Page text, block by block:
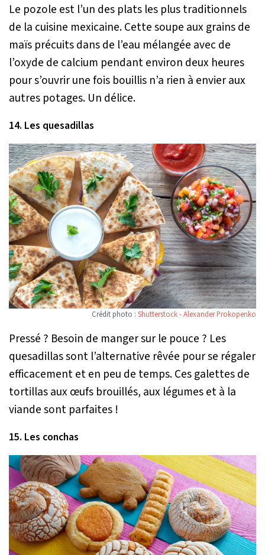
Le pozole est l’un des plats les plus traditionnels
de la cuisine mexicaine. Cette soupe aux grains de
maïs précuits dans de l’eau mélangée avec de
l’oxyde de calcium pendant environ deux heures
pour s’ouvrir une fois bouillis n’a rien à envier aux
autres potages. Un délice.
14. Les quesadillas
Crédit photo : Shutterstock - Alexander Prokopenko
Pressé ? Besoin de manger sur le pouce ? Les
quesadillas sont l’alternative rêvée pour se régaler
efficacement et en peu de temps. Ces galettes de
tortillas aux œufs brouillés, aux légumes et à la
viande sont parfaites !
15. Les conchas